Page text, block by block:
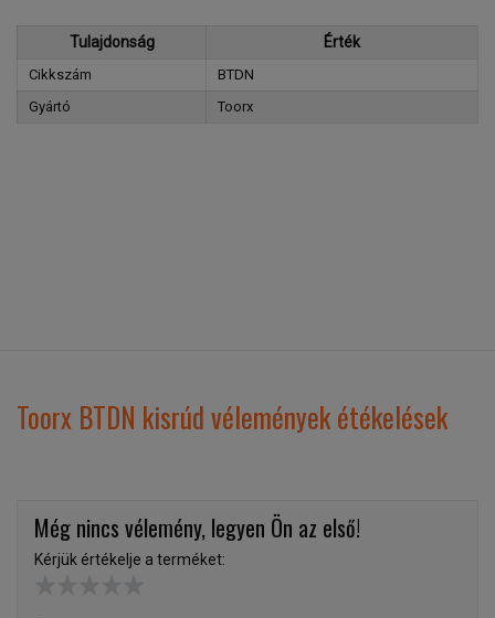
Tulajdonság Érték
Cikkszám
BTDN
Gyártó
Toorx
Toorx BTDN kisrúd vélemények étékelések
Még nincs vélemény, legyen Ön az első!
Kérjük értékelje a terméket: